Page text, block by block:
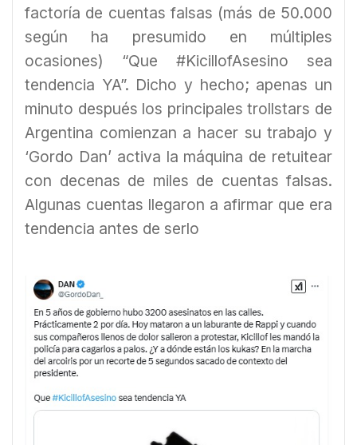
factoría de cuentas falsas (más de 50.000
según ha presumido en múltiples
ocasiones) “Que #KicillofAsesino sea
tendencia YA”. Dicho y hecho; apenas un
minuto después los principales trollstars de
Argentina comienzan a hacer su trabajo y
‘Gordo Dan’ activa la máquina de retuitear
con decenas de miles de cuentas falsas.
Algunas cuentas llegaron a afirmar que era
tendencia antes de serlo